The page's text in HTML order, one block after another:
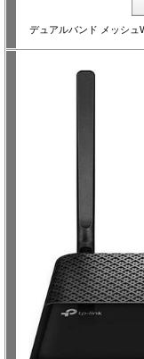
デュアルバンド メッシュ